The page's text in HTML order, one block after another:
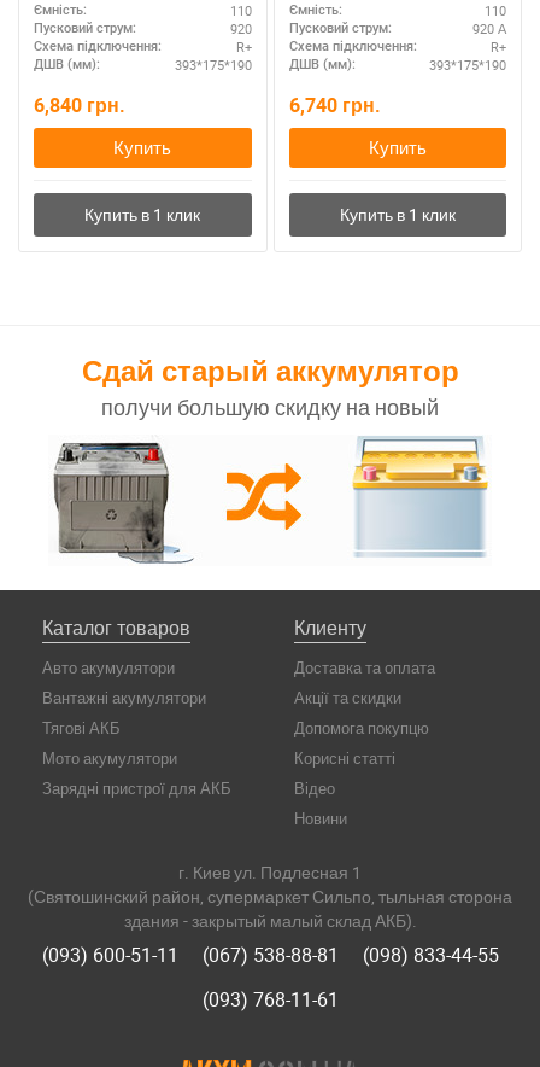
Ємність: 110
Пусковий струм: 920
Схема підключення: R+
ДШВ (мм): 393*175*190
6,840 грн.
Купить
Ємність: 110
Пусковий струм: 920 А
Схема підключення: R+
ДШВ (мм): 393*175*190
6,740 грн.
Купить
Сдай старый аккумулятор
получи большую скидку на новый
Каталог товаров
Авто акумулятори
Вантажні акумулятори
Тягові АКБ
Мото акумулятори
Зарядні пристрої для АКБ
Клиенту
Доставка та оплата
Акції та скидки
Допомога покупцю
Корисні статті
Відео
Новини
г. Киев ул. Подлесная 1
(Святошинский район, супермаркет Сильпо, тыльная сторона
здания - закрытый малый склад АКБ).
(093) 600-51-11 (067) 538-88-81
(098) 833-44-55
(093) 768-11-61